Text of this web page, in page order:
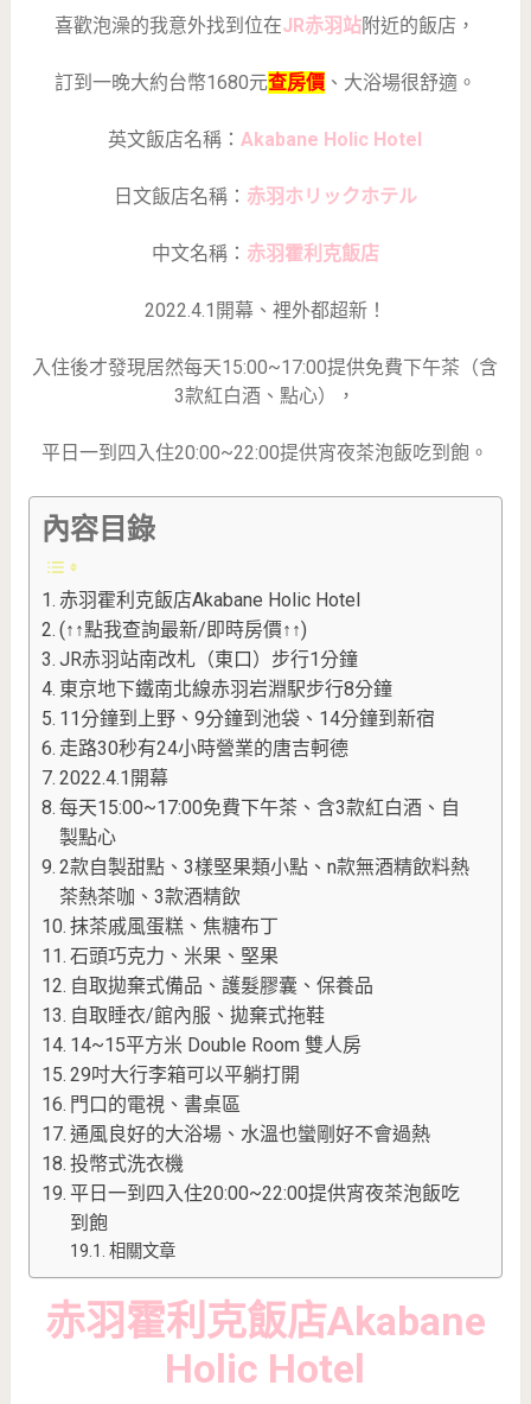
喜歡泡澡的我意外找到位在JR赤羽站附近的飯店，
訂到一晚大約台幣1680元查房價、大浴場很舒適。
英文飯店名稱：Akabane Holic Hotel
日文飯店名稱： 赤羽ホリックホテル
中文名稱： 赤羽霍利克飯店
2022.4.1開幕、裡外都超新！
入住後才發現居然每天15:00~17:00提供免費下午茶（含
3款紅白酒、點心），
平日一到四入住20:00~22:00提供宵夜茶泡飯吃到飽。
內容目錄
赤羽霍利克飯店Akabane Holic Hotel
(↑↑點我查詢最新/即時房價↑↑)
JR赤羽站南改札（東口）步行1分鐘
東京地下鐵南北線赤羽岩淵駅步行8分鐘
11分鐘到上野、9分鐘到池袋、14分鐘到新宿
走路30秒有24小時營業的唐吉軻德
2022.4.1開幕
每天15:00~17:00免費下午茶、含3款紅白酒、自
製點心
2款自製甜點、3樣堅果類小點、n款無酒精飲料熱
茶熱茶咖、3款酒精飲
抹茶戚風蛋糕、焦糖布丁
石頭巧克力、米果、堅果
自取拋棄式備品、護髮膠囊、保養品
自取睡衣/館內服、拋棄式拖鞋
14~15平方米 Double Room 雙人房
29吋大行李箱可以平躺打開
門口的電視、書桌區
通風良好的大浴場、水溫也蠻剛好不會過熱
投幣式洗衣機
平日一到四入住20:00~22:00提供宵夜茶泡飯吃
到飽
相關文章
赤羽霍利克飯店Akabane
Holic Hotel